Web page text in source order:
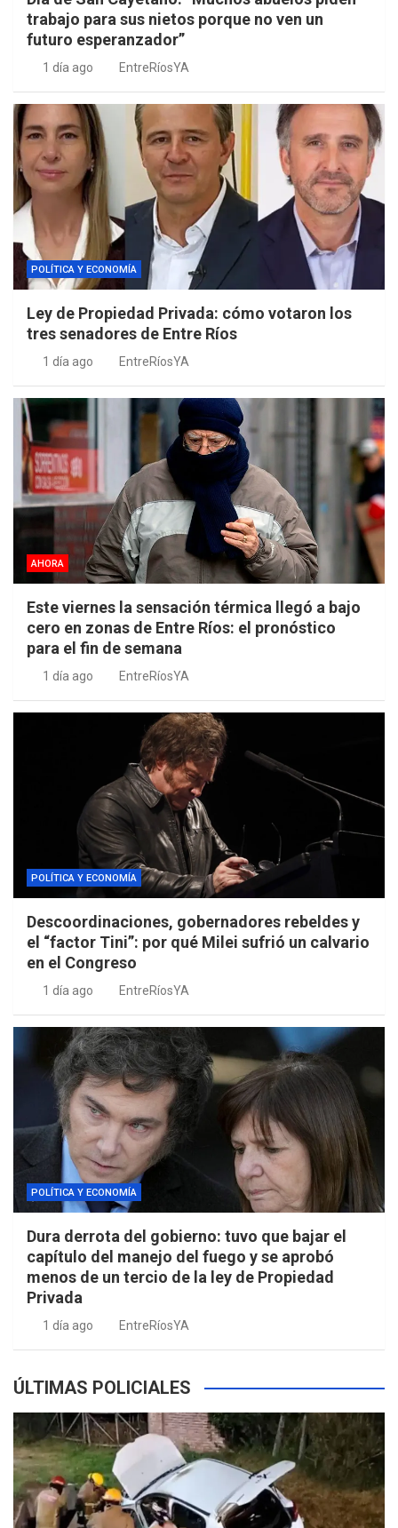
trabajo para sus nietos porque no ven un
futuro esperanzador”
1 día ago EntreRíosYA
POLÍTICA Y ECONOMÍA
Ley de Propiedad Privada: cómo votaron los
tres senadores de Entre Ríos
1 día ago EntreRíosYA
AHORA
Este viernes la sensación térmica llegó a bajo
cero en zonas de Entre Ríos: el pronóstico
para el fin de semana
1 día ago EntreRíosYA
POLÍTICA Y ECONOMÍA
Descoordinaciones, gobernadores rebeldes y
el “factor Tini”: por qué Milei sufrió un calvario
en el Congreso
1 día ago EntreRíosYA
POLÍTICA Y ECONOMÍA
Dura derrota del gobierno: tuvo que bajar el
capítulo del manejo del fuego y se aprobó
menos de un tercio de la ley de Propiedad
Privada
1 día ago EntreRíosYA
ÚLTIMAS POLICIALES